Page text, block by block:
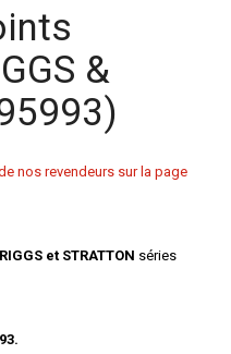
&
nos revendeurs sur la page
et STRATTON séries